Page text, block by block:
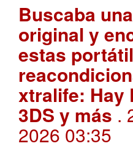
Buscaba
original y
estas
xtralife: Hay
3DS y más.
2026 03:35